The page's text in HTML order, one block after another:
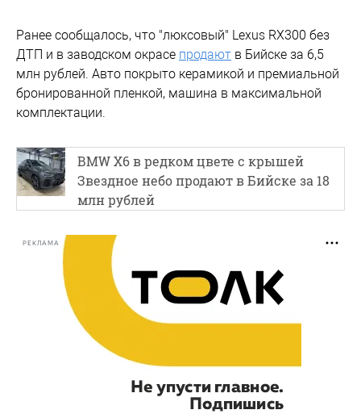
Ранее сообщалось, что "люксовый" Lexus RX300 без
ДТП и в заводском окрасе продают в Бийске за 6,5
млн рублей. Авто покрыто керамикой и премиальной
бронированной пленкой, машина в максимальной
комплектации.
BMW X6 в редком цвете с крышей
Звездное небо продают в Бийске за 18
млн рублей
РЕКЛАМА